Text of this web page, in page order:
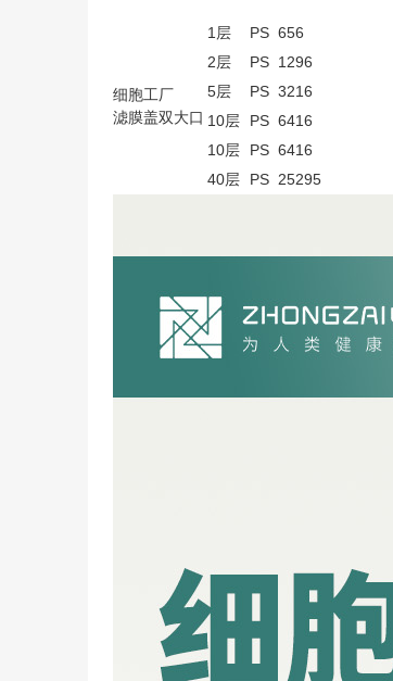
细胞工厂
滤膜盖双大口
1层 PS 656
2层
PS 1296
5层
PS 3216
10层
PS 6416
10层
PS 6416
40层
PS 25295